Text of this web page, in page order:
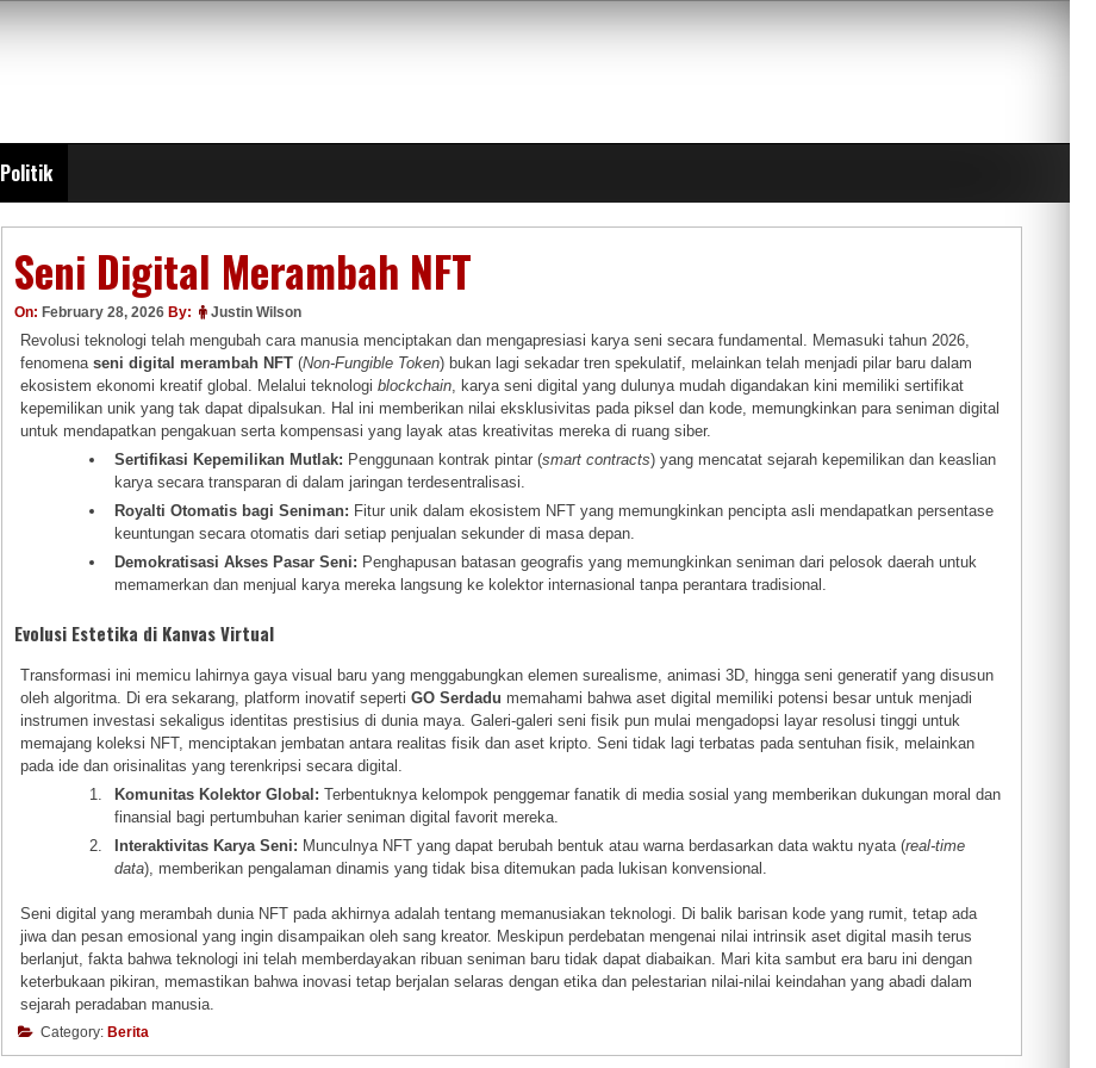
Politik
Seni Digital Merambah NFT
On: February 28, 2026 By: Justin Wilson
Revolusi teknologi telah mengubah cara manusia menciptakan dan mengapresiasi karya seni secara fundamental. Memasuki tahun 2026,
fenomenaseni digital merambah NFT (Non-Fungible Token) bukan lagi sekadar tren spekulatif, melainkan telah menjadi pilar baru dalam
ekosistem ekonomi kreatif global. Melalui teknologiblockchain, karya seni digital yang dulunya mudah digandakan kini memiliki sertifikat
kepemilikan unik yang tak dapat dipalsukan. Hal ini memberikan nilai eksklusivitas pada piksel dan kode, memungkinkan para seniman digital
untuk mendapatkan pengakuan serta kompensasi yang layak atas kreativitas mereka di ruang siber.
Sertifikasi Kepemilikan Mutlak: Penggunaan kontrak pintar (smart contracts) yang mencatat sejarah kepemilikan dan keaslian
karya secara transparan di dalam jaringan terdesentralisasi.
Royalti Otomatis bagi Seniman: Fitur unik dalam ekosistem NFT yang memungkinkan pencipta asli mendapatkan persentase
keuntungan secara otomatis dari setiap penjualan sekunder di masa depan.
Demokratisasi Akses Pasar Seni: Penghapusan batasan geografis yang memungkinkan seniman dari pelosok daerah untuk
memamerkan dan menjual karya mereka langsung ke kolektor internasional tanpa perantara tradisional.
Evolusi Estetika di Kanvas Virtual
Transformasi ini memicu lahirnya gaya visual baru yang menggabungkan elemen surealisme, animasi 3D, hingga seni generatif yang disusun
oleh algoritma. Di era sekarang, platform inovatif sepertiGO Serdadu memahami bahwa aset digital memiliki potensi besar untuk menjadi
instrumen investasi sekaligus identitas prestisius di dunia maya. Galeri-galeri seni fisik pun mulai mengadopsi layar resolusi tinggi untuk
memajang koleksi NFT, menciptakan jembatan antara realitas fisik dan aset kripto. Seni tidak lagi terbatas pada sentuhan fisik, melainkan
pada ide dan orisinalitas yang terenkripsi secara digital.
Komunitas Kolektor Global: Terbentuknya kelompok penggemar fanatik di media sosial yang memberikan dukungan moral dan
finansial bagi pertumbuhan karier seniman digital favorit mereka.
Interaktivitas Karya Seni: Munculnya NFT yang dapat berubah bentuk atau warna berdasarkan data waktu nyata (real-time
data), memberikan pengalaman dinamis yang tidak bisa ditemukan pada lukisan konvensional.
Seni digital yang merambah dunia NFT pada akhirnya adalah tentang memanusiakan teknologi. Di balik barisan kode yang rumit, tetap ada
jiwa dan pesan emosional yang ingin disampaikan oleh sang kreator. Meskipun perdebatan mengenai nilai intrinsik aset digital masih terus
berlanjut, fakta bahwa teknologi ini telah memberdayakan ribuan seniman baru tidak dapat diabaikan. Mari kita sambut era baru ini dengan
keterbukaan pikiran, memastikan bahwa inovasi tetap berjalan selaras dengan etika dan pelestarian nilai-nilai keindahan yang abadi dalam
sejarah peradaban manusia.
Category: Berita